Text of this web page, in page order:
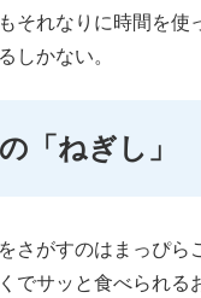
それなりに時間を使
しかない。
「ねぎし」
さがすのはまっぴら
でサッと食べられ